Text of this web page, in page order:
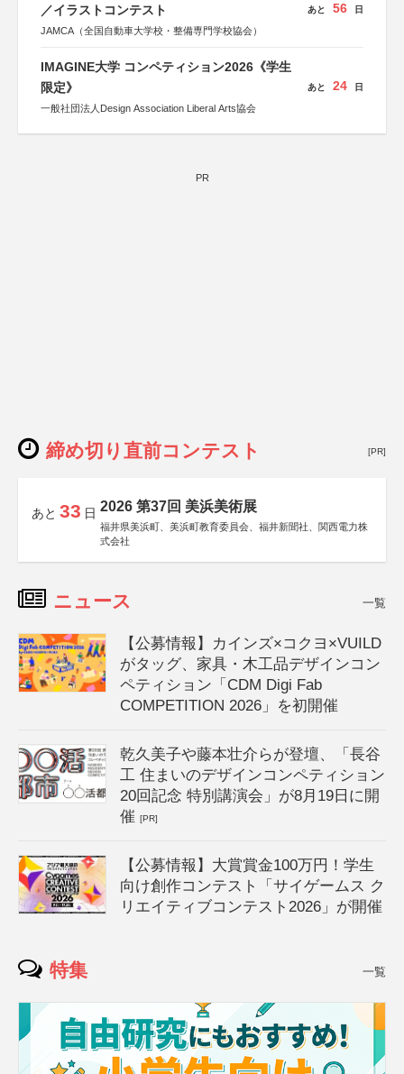
／イラストコンテスト
JAMCA（全国自動車大学校・整備専門学校協会）
あと 56 日
IMAGINE大学 コンペティション2026《学生
限定》
一般社団法人Design Association Liberal Arts協会
あと 24 日
PR
締め切り直前コンテスト [PR]
あと 33 日 2026 第37回 美浜美術展
福井県美浜町、美浜町教育委員会、福井新聞社、関西電力株
式会社
ニュース 一覧
【公募情報】カインズ×コクヨ×VUILD
がタッグ、家具・木工品デザインコン
ペティション「CDM Digi Fab
COMPETITION 2026」を初開催
乾久美子や藤本壮介らが登壇、「長谷
工 住まいのデザインコンペティション
20回記念 特別講演会」が8月19日に開
催[PR]
【公募情報】大賞賞金100万円！学生
向け創作コンテスト「サイゲームス ク
リエイティブコンテスト2026」が開催
特集 一覧